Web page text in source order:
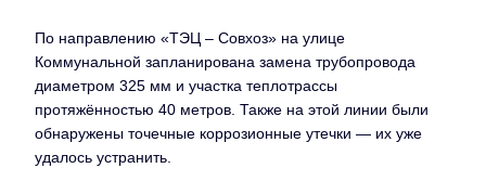
По направлению «ТЭЦ – Совхоз» на улице
Коммунальной запланирована замена трубопровода
диаметром 325 мм и участка теплотрассы
протяжённостью 40 метров. Также на этой линии были
обнаружены точечные коррозионные утечки — их уже
удалось устранить.